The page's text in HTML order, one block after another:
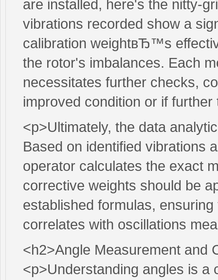
are installed, here's the nitty-
vibrations recorded show a
calibration weightвЂ™s
the rotor's imbalances. Each
necessitates further checks,
improved condition or if
<p>Ultimately, the data
Based on identified vibrations
operator calculates the exact
corrective weights should be
established formulas,
correlates with oscillations
<h2>Angle Measurement and
<p>Understanding angles is a